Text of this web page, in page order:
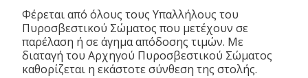
Φέρεται από όλους τους Υπαλλήλους του
Πυροσβεστικού Σώματος που μετέχουν σε
παρέλαση ή σε άγημα απόδοσης τιμών. Με
διαταγή του Αρχηγού Πυροσβεστικού Σώματος
καθορίζεται η εκάστοτε σύνθεση της στολής.